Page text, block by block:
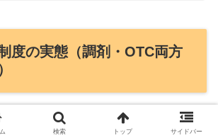
度の実態（調剤・OTC両方
教育コンテンツの内容はどうです
検索 トップ サイドバー